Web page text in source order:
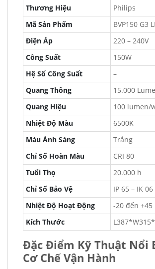
Thương Hiệu
Philips
Mã Sản Phẩm
BVP150 G3
Điện Áp
220 – 240V
Công Suất
150W
Hệ Số Công Suất
–
Quang Thông
15.000
Quang Hiệu
100 lumen/
Nhiệt Độ Màu
6500K
Màu Ánh Sáng
Trắng
Chỉ Số Hoàn Màu
CRI 80
Tuổi Thọ
20.000 h
Chỉ Số Bảo Vệ
IP 65 – IK 06
Nhiệt Độ Hoạt Động
-20 đến +45
Kích Thước
Đặc Điểm Kỹ Thuật Nổi
Cơ Chế Vận Hành